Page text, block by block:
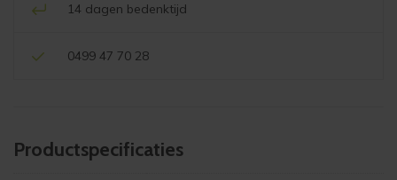
14 dagen bedenktijd
0499 47 70 28
Product­specificaties